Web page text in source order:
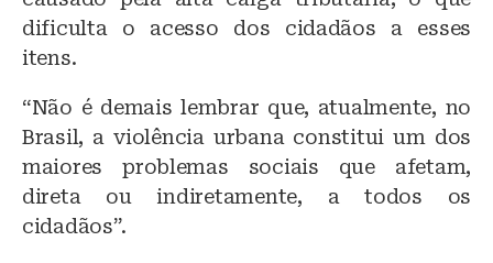
dificulta o acesso dos cidadãos a esses
itens.
“Não é demais lembrar que, atualmente, no
Brasil, a violência urbana constitui um dos
maiores problemas sociais que afetam,
direta ou indiretamente, a todos os
cidadãos”.